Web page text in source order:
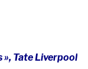
», Tate Liverpool